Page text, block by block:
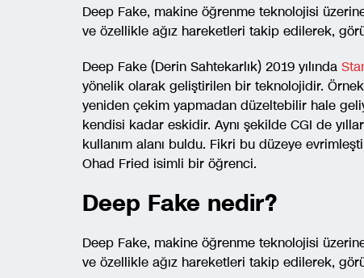
Deep Fake, makine öğrenme teknolojisi
ve özellikle ağız hareketleri takip edilerek,
Deep Fake (Derin Sahtekarlık) 2019 yılında
yönelik olarak geliştirilen bir teknolojidir.
yeniden çekim yapmadan düzeltebilir hale
kendisi kadar eskidir. Aynı şekilde CGI de
kullanım alanı buldu. Fikri bu düzeye
Ohad Fried isimli bir öğrenci.
Deep Fake nedir?
Deep Fake, makine öğrenme teknolojisi
ve özellikle ağız hareketleri takip edilerek,